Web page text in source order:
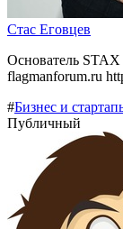
Стас Еговцев
Основатель
flagmanforum.ru
#Бизнес и
Публичный